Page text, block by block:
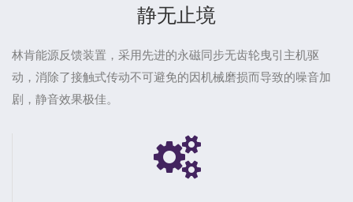
静无止境
林肯能源反馈装置，采用先进的永磁同步无齿轮曳引主机驱
动，消除了接触式传动不可避免的因机械磨损而导致的噪音加
剧，静音效果极佳。